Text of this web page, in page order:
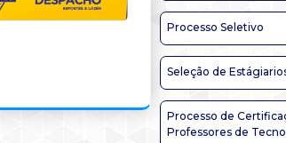
Processo Seletivo
Seleção de
Processo de
Professores de